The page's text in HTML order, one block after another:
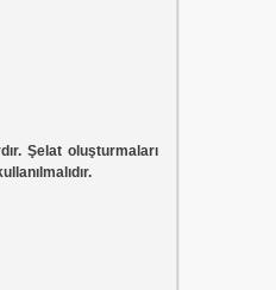
Şelat oluşturmaları